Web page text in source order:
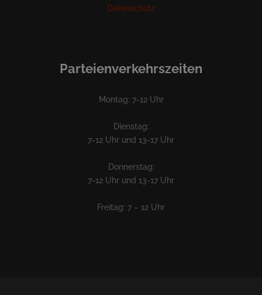
Datenschutz
Parteienverkehrszeiten
Montag: 7-12 Uhr
Dienstag:
7-12 Uhr und 13-17 Uhr
Donnerstag:
7-12 Uhr und 13-17 Uhr
Freitag: 7 – 12 Uhr